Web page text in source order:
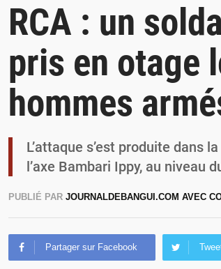
5 août 2026
4 août 2026
4 août 2026
RCA : un
pris en otage
hommes
L’attaque s’est produite dans
l’axe Bambari Ippy, au niveau
PUBLIÉ PAR JOURNALDEBANGUI.COM AVEC
Partager sur Facebook